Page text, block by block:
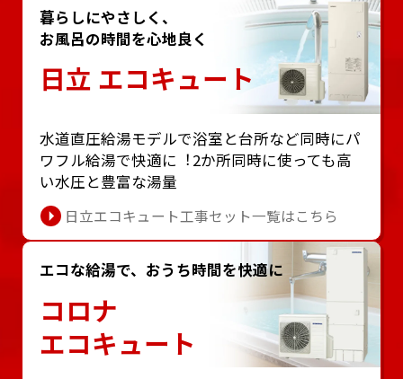
暮らしにやさしく、
お風呂の時間を心地良く
日立 エコキュート
⽔道直圧給湯モデルで浴室と台所など同時にパ
ワフル給湯で快適に︕2か所同時に使っても⾼
い⽔圧と豊富な湯量
日立エコキュート工事セット一覧はこちら
エコな給湯で、おうち時間を快適に
コロナ
エコキュート